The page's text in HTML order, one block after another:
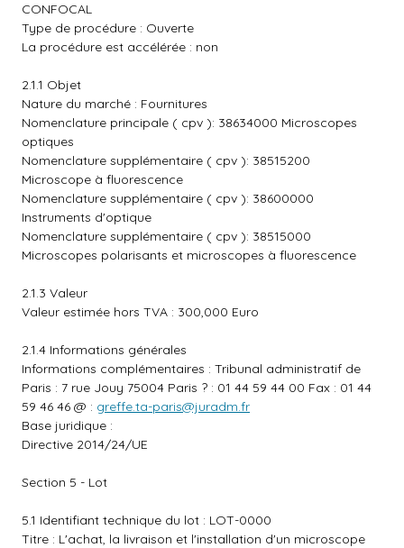
CONFOCAL
Type de procédure : Ouverte
La procédure est accélérée : non
2.1.1 Objet
Nature du marché : Fournitures
Nomenclature principale ( cpv ): 38634000 Microscopes
optiques
Nomenclature supplémentaire ( cpv ): 38515200
Microscope à fluorescence
Nomenclature supplémentaire ( cpv ): 38600000
Instruments d'optique
Nomenclature supplémentaire ( cpv ): 38515000
Microscopes polarisants et microscopes à fluorescence
2.1.3 Valeur
Valeur estimée hors TVA : 300,000 Euro
2.1.4 Informations générales
Informations complémentaires : Tribunal administratif de
Paris : 7 rue Jouy 75004 Paris ? : 01 44 59 44 00 Fax : 01 44
59 46 46 @ : greffe.ta-paris@juradm.fr
Base juridique :
Directive 2014/24/UE
Section 5 - Lot
5.1 Identifiant technique du lot : LOT-0000
Titre : L'achat, la livraison et l'installation d'un microscope